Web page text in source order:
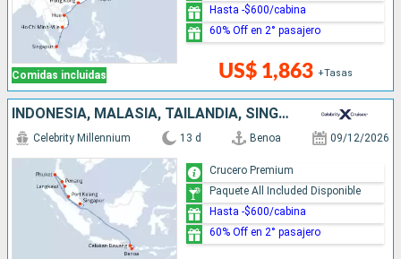
Comidas incluidas US$ 1,863 +Tasas
Hasta -$600/cabina
60% Off en 2° pasajero
INDONESIA, MALASIA, TAILANDIA, SINGAPUR
Celebrity Millennium 13 d Benoa 09/12/2026
Crucero Premium
Paquete All Included Disponible
Hasta -$600/cabina
60% Off en 2° pasajero